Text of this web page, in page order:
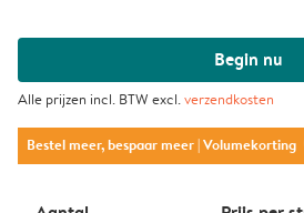
Begin nu
Alle prijzen incl. BTW excl.verzendkosten
Bestel meer, bespaar meer| Volumekorting